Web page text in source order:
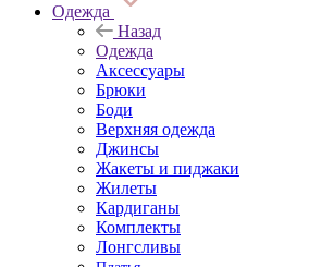
Одежда
Назад
Одежда
Аксессуары
Брюки
Боди
Верхняя одежда
Джинсы
Жакеты и пиджаки
Жилеты
Кардиганы
Комплекты
Лонгсливы